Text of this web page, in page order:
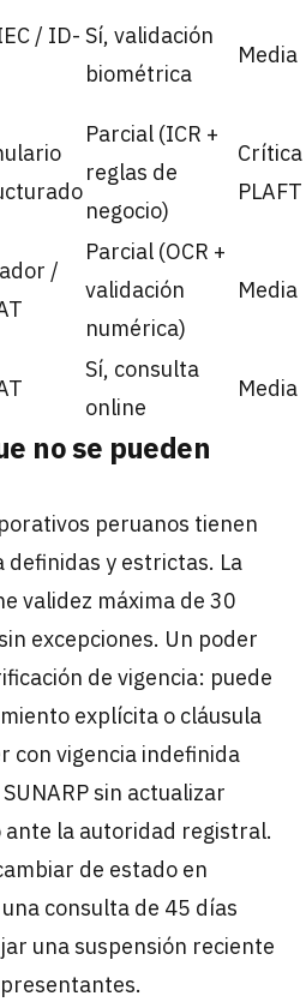
/ ID- Sí, validación
biométrica
Media
Parcial (ICR +
reglas de
negocio)
Crítica
PLAFT
/
Parcial (OCR +
validación
numérica)
Media
Sí, consulta
online
Media
no se pueden
peruanos tienen
definidas y estrictas. La
validez máxima de 30
excepciones. Un poder
de vigencia: puede
explícita o cláusula
con vigencia indefinida
sin actualizar
ante la autoridad registral.
de estado en
consulta de 45 días
una suspensión reciente